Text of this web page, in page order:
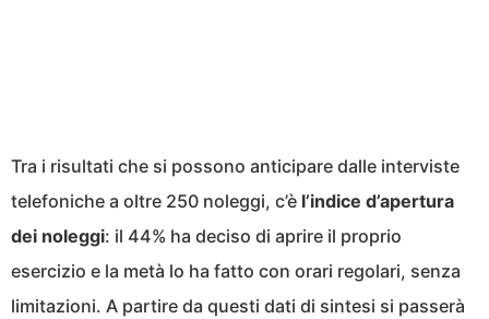
Tra i risultati che si possono anticipare dalle interviste
telefoniche a oltre 250 noleggi, c’è l’indice d’apertura
dei noleggi: il 44% ha deciso di aprire il proprio
esercizio e la metà lo ha fatto con orari regolari, senza
limitazioni. A partire da questi dati di sintesi si passerà